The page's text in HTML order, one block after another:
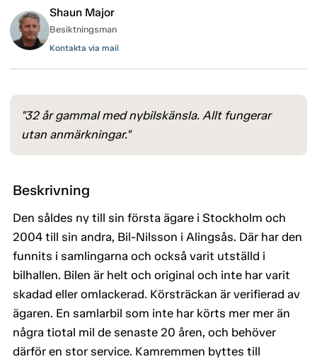
Shaun Major
Besiktningsman
Kontakta via mail
"32 år gammal med nybilskänsla. Allt fungerar
utan anmärkningar."
Beskrivning
Den såldes ny till sin första ägare i Stockholm och
2004 till sin andra, Bil-Nilsson i Alingsås. Där har den
funnits i samlingarna och också varit utställd i
bilhallen. Bilen är helt och original och inte har varit
skadad eller omlackerad. Körsträckan är verifierad av
ägaren. En samlarbil som inte har körts mer mer än
några tiotal mil de senaste 20 åren, och behöver
därför en stor service. Kamremmen byttes till